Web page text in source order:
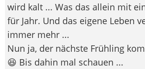
wird kalt ... Was das allein mit
für Jahr. Und das eigene Leben
immer mehr ...
Nun ja, der nächste Frühling
😆 Bis dahin mal schauen ...